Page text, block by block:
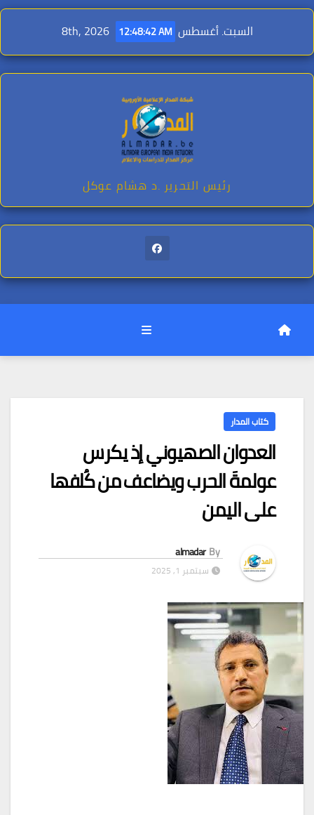
Skip
content
السبت. أغسطس 8th, 2026 12:48:44 AM
رئيس التحرير .د هشام عوكل
كتاب المدار
العدوان الصهيوني إذ يكرس
عولمةَ الحرب ويضاعف من كُلفها
على اليمن
By
almadar
سبتمبر 1, 2025